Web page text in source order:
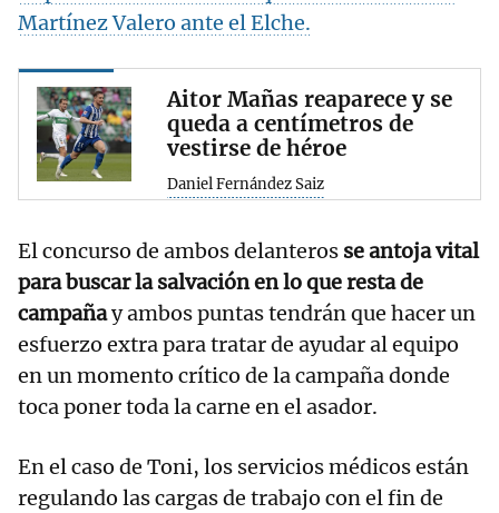
Martínez Valero ante el Elche.
Aitor Mañas reaparece y se
queda a centímetros de
vestirse de héroe
Daniel Fernández Saiz
El concurso de ambos delanteros se antoja vital
para buscar la salvación en lo que resta de
campañay ambos puntas tendrán que hacer un
esfuerzo extra para tratar de ayudar al equipo
en un momento crítico de la campaña donde
toca poner toda la carne en el asador.
En el caso de Toni, los servicios médicos están
regulando las cargas de trabajo con el fin de